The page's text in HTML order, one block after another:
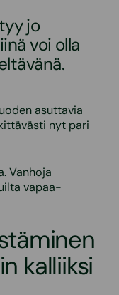
jo
voi olla
asuttavia
nyt pari
Vanhoja
vapaa-
kalliiksi